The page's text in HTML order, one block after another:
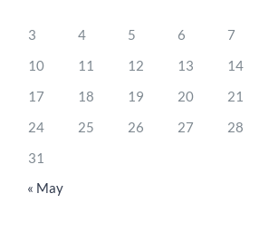
3
4 5 6 7
10
11 12 13 14
17
18 19 20 21
24
25 26 27 28
31
« May